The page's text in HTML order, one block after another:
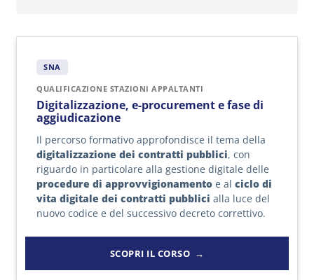
SNA
QUALIFICAZIONE STAZIONI APPALTANTI
Digitalizzazione, e-procurement e fase di
aggiudicazione
Il percorso formativo approfondisce il tema della
digitalizzazione dei contratti pubblici, con
riguardo in particolare alla gestione digitale delle
procedure di approvvigionamento e al ciclo di
vita digitale dei contratti pubblici alla luce del
nuovo codice e del successivo decreto correttivo.
SCOPRI IL CORSO